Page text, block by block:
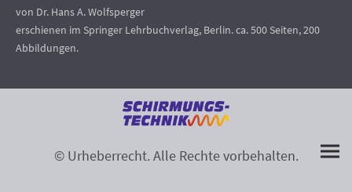
von Dr. Hans A. Wolfsperger
erschienen im Springer Lehrbuchverlag, Berlin. ca. 500 Seiten, 200
Abbildungen.
© Urheberrecht. Alle Rechte vorbehalten.